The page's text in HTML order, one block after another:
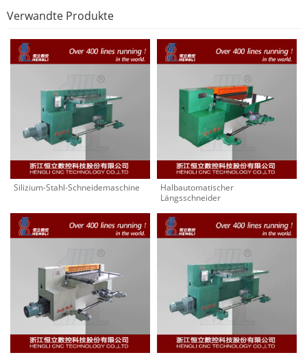
Verwandte Produkte
Silizium-Stahl-Schneidemaschine
Halbautomatischer
Längsschneider